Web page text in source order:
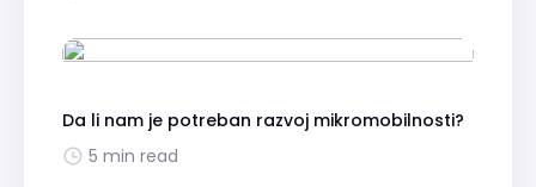
Da li nam je potreban razvoj mikromobilnosti?
5 min read